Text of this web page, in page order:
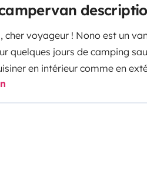
cher voyageur ! Nono est un
quelques jours de camping
en intérieur comme en
toilette est possible grâce à
est équipé d'un lit 120x190,